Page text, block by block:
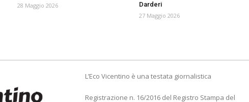
28 Maggio 2026
Darderi
27 Maggio 2026
L’Eco Vicentino è una testata giornalistica
Registrazione n. 16/2016 del Registro Stampa del